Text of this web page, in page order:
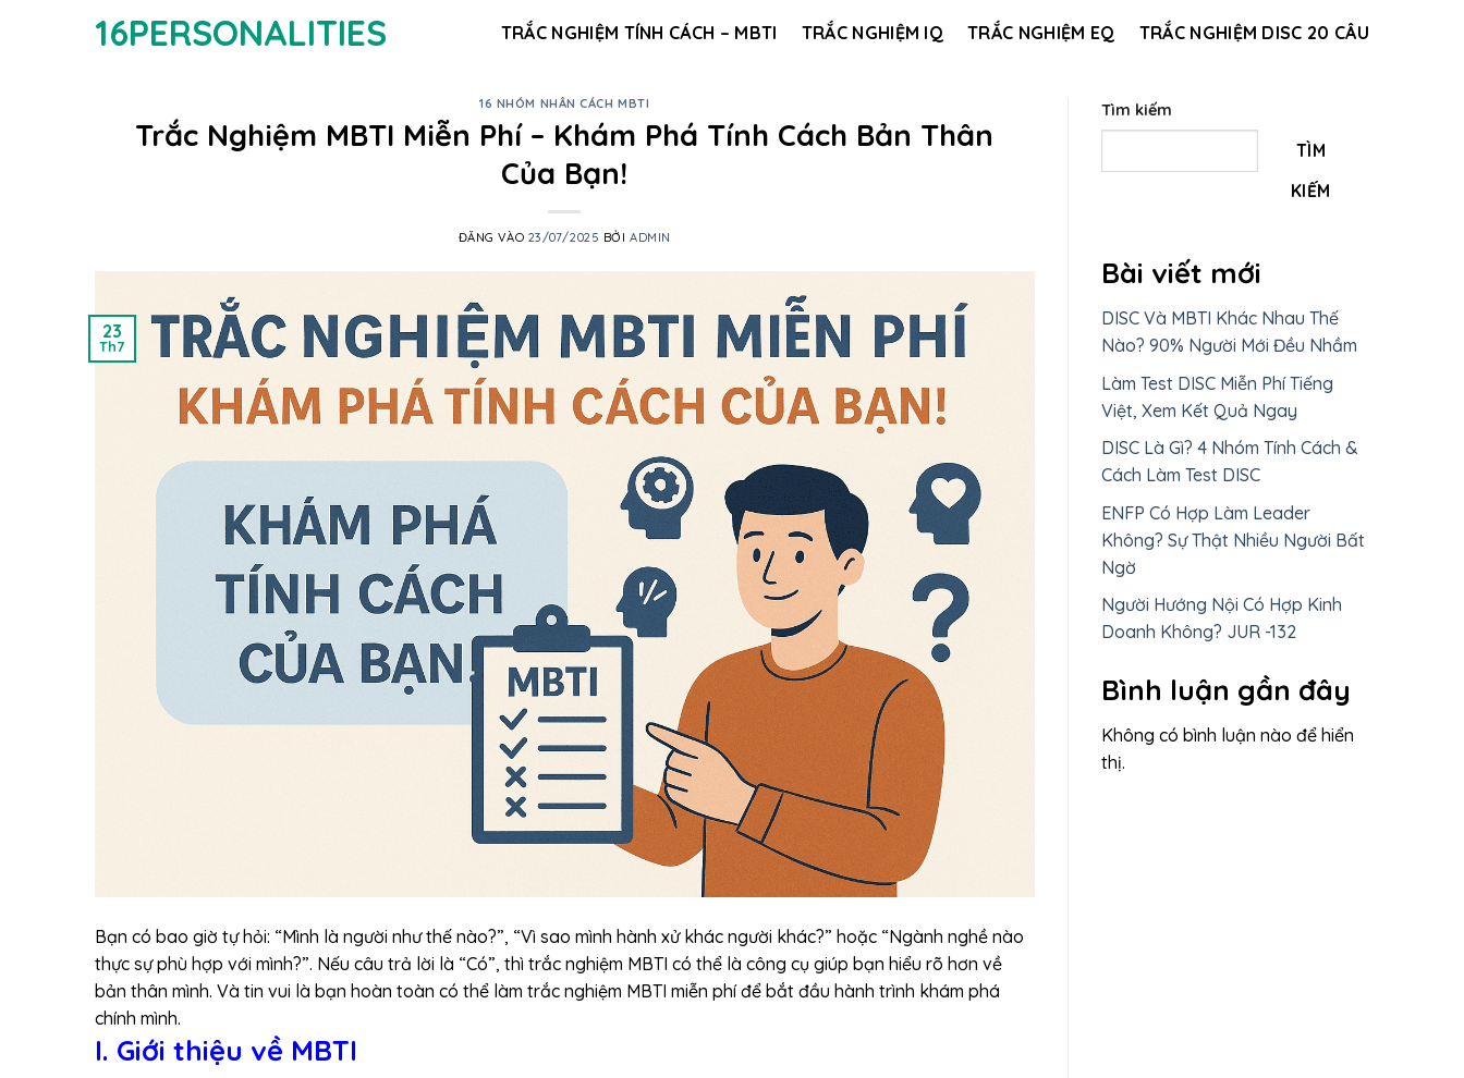
16PERSONALITIES TRẮC NGHIỆM TÍNH CÁCH – MBTI TRẮC NGHIỆM IQ TRẮC NGHIỆM EQ TRẮC NGHIỆM DISC 20 CÂU
16 NHÓM NHÂN CÁCH MBTI
Trắc Nghiệm MBTI Miễn Phí – Khám Phá Tính Cách Bản Thân
Của Bạn!
ĐĂNG VÀO 23/07/2025 BỞIADMIN
23
Th7
Bạn có bao giờ tự hỏi: “Mình là người như thế nào?”, “Vì sao mình hành xử khác người khác?” hoặc “Ngành nghề nào
thực sự phù hợp với mình?”. Nếu câu trả lời là “Có”, thì trắc nghiệm MBTI có thể là công cụ giúp bạn hiểu rõ hơn về
bản thân mình. Và tin vui là bạn hoàn toàn có thể làm trắc nghiệm MBTI miễn phí để bắt đầu hành trình khám phá
chính mình.
I. Giới thiệu về MBTI
Tìm kiếm
TÌM
KIẾM
Bài viết mới
DISC Và MBTI Khác Nhau Thế
Nào? 90% Người Mới Đều Nhầm
Làm Test DISC Miễn Phí Tiếng
Việt, Xem Kết Quả Ngay
DISC Là Gì? 4 Nhóm Tính Cách &
Cách Làm Test DISC
ENFP Có Hợp Làm Leader
Không? Sự Thật Nhiều Người Bất
Ngờ
Người Hướng Nội Có Hợp Kinh
Doanh Không? JUR -132
Bình luận gần đây
Không có bình luận nào để hiển
thị.